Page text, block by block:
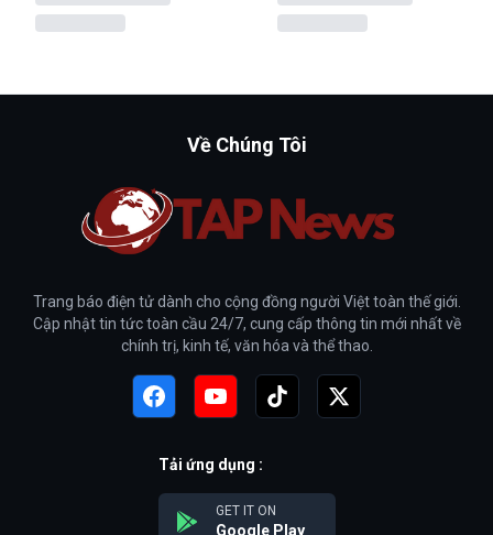
Về Chúng Tôi
Trang báo điện tử dành cho cộng đồng người Việt toàn thế giới.
Cập nhật tin tức toàn cầu 24/7, cung cấp thông tin mới nhất về
chính trị, kinh tế, văn hóa và thể thao.
Tải ứng dụng :
GET IT ON
Google Play